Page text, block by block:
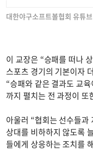
대한야구소프트볼협회 유튜
이 교장은 “승패를 떠나
스포츠 경기의 기본이자
“승패와 같은 결과도 교
까지 펼치는 전 과정이
아울러 “협회는 선수들
상대를 비하하지 않도록
들에게 상응하는 조치를